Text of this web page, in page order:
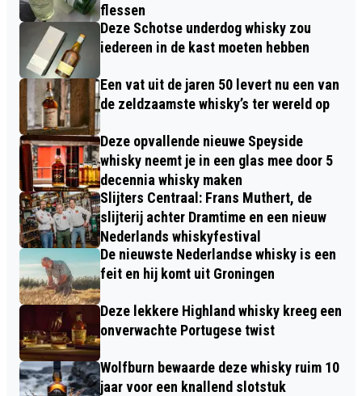
flessen
Deze Schotse underdog whisky zou
iedereen in de kast moeten hebben
Een vat uit de jaren 50 levert nu een van
de zeldzaamste whisky’s ter wereld op
Deze opvallende nieuwe Speyside
whisky neemt je in een glas mee door 5
decennia whisky maken
Slijters Centraal: Frans Muthert, de
slijterij achter Dramtime en een nieuw
Nederlands whiskyfestival
De nieuwste Nederlandse whisky is een
feit en hij komt uit Groningen
Deze lekkere Highland whisky kreeg een
onverwachte Portugese twist
Wolfburn bewaarde deze whisky ruim 10
jaar voor een knallend slotstuk